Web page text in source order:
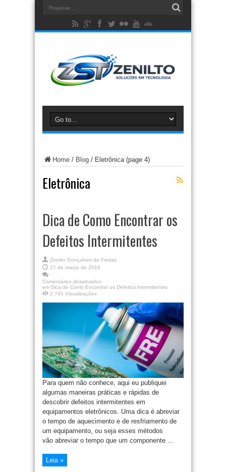
Home / Blog / Eletrônica(page 4)
Eletrônica
Dica de Como Encontrar os
Defeitos Intermitentes
Zenilto Gonçalves de Freitas
27 de março de 2016
Comentários desativados
em Dica de Como Encontrar os Defeitos Intermitentes
2,745 Visualizações
Para quem não conhece, aqui eu publiquei
algumas maneiras práticas e rápidas de
descobrir defeitos intermitentes em
equipamentos eletrônicos. Uma dica é abreviar
o tempo de aquecimento e de resfriamento de
um equipamento, ou seja esses métodos
vão abreviar o tempo que um componente ...
Leia »